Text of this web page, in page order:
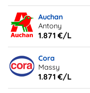
Auchan
Antony
1.871 €/L
Cora
Massy
1.871 €/L